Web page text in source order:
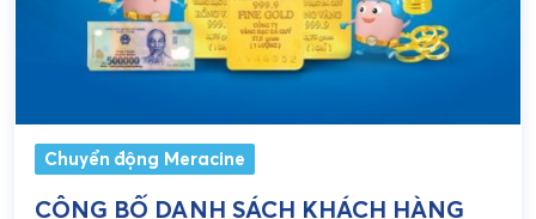
Chuyển động Meracine
CÔNG BỐ DANH SÁCH KHÁCH HÀNG